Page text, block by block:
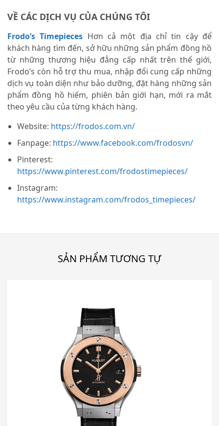
VỀ CÁC DỊCH VỤ CỦA CHÚNG TÔI
Frodo’s Timepieces Hơn cả một địa chỉ tin cậy để
khách hàng tìm đến, sở hữu những sản phẩm đồng hồ
từ những thương hiệu đẳng cấp nhất trên thế giới,
Frodo’s còn hỗ trợ thu mua, nhập đổi cung cấp những
dịch vụ toàn diện như bảo dưỡng, đặt hàng những sản
phẩm đồng hồ hiếm, phiên bản giới hạn, mới ra mắt
theo yêu cầu của từng khách hàng.
Website: https://frodos.com.vn/
Fanpage: https://www.facebook.com/frodosvn/
Pinterest:
https://www.pinterest.com/frodostimepieces/
Instagram:
https://www.instagram.com/frodos_timepieces/
SẢN PHẨM TƯƠNG TỰ